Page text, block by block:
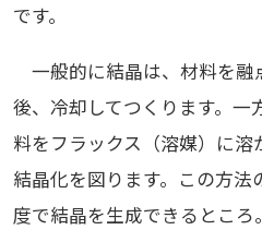
です。
一般的に結晶は、材料を融
後、冷却してつくります。一
料をフラックス（溶媒）に溶
結晶化を図ります。この方
度で結晶を生成できるとこ